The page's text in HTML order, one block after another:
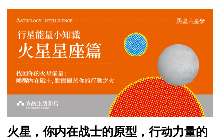
火星，你内在战士的原型，行动力量的